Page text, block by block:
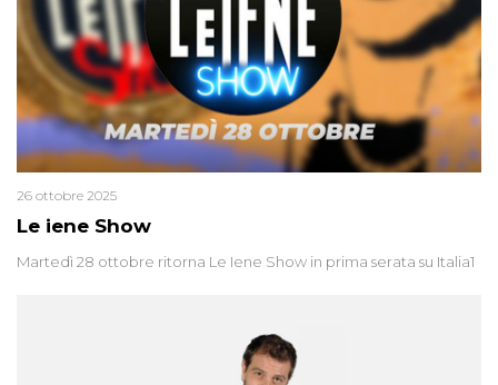
Le iene Show
26 ottobre 2025
Martedì 28 ottobre ritorna Le Iene Show in prima serata su Italia1